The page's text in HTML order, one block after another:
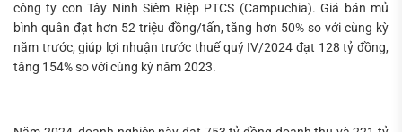
công ty con Tây Ninh Siêm Riệp PTCS (Campuchia). Giá bán mủ
bình quân đạt hơn 52 triệu đồng/tấn, tăng hơn 50% so với cùng kỳ
năm trước, giúp lợi nhuận trước thuế quý IV/2024 đạt 128 tỷ đồng,
tăng 154% so với cùng kỳ năm 2023.